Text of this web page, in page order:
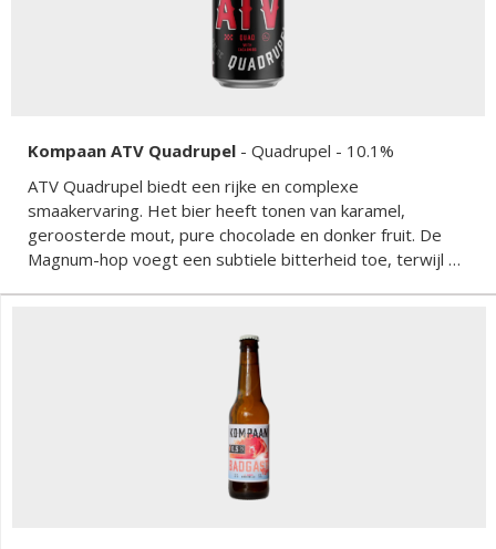
Kompaan ATV Quadrupel - Quadrupel - 10.1%
ATV Quadrupel biedt een rijke en complexe
smaakervaring. Het bier heeft tonen van karamel,
geroosterde mout, pure chocolade en donker fruit. De
Magnum-hop voegt een subtiele bitterheid toe, terwijl de
en fluweelzacht, met een verwarmende afdronk.